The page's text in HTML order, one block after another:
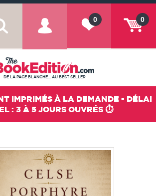
0
0
DE LA PAGE BLANCHE... AU BEST SELLER
IMPRIMÉS À LA DEMANDE - DÉLAI
: 3 À 5 JOURS OUVRÉS ⏱️